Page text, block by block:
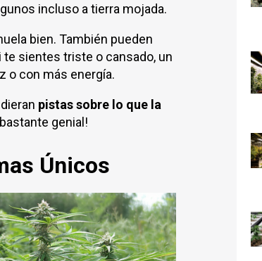
incluso a tierra mojada.
bien. También pueden
te sientes triste o cansado, un
o con más energía.
pistas sobre lo que la
genial!
Únicos